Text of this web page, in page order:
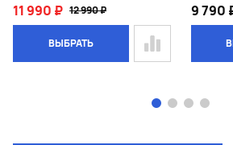
11 990 ₽ 12 990 ₽
ВЫБРАТЬ
9 790